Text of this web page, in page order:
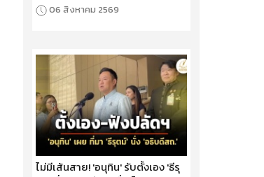
06 สิงหาคม 2569
ไม่มีเส้นสาย! 'อนุทิน' รับตั้งเอง 'ธีรุ